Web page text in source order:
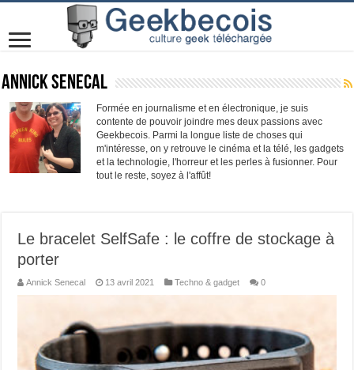
Annick Senecal
Formée en journalisme et en électronique, je suis
contente de pouvoir joindre mes deux passions avec
Geekbecois. Parmi la longue liste de choses qui
m'intéresse, on y retrouve le cinéma et la télé, les gadgets
et la technologie, l'horreur et les perles à fusionner. Pour
tout le reste, soyez à l'affût!
Le bracelet SelfSafe : le coffre de stockage à
porter
Annick Senecal 13 avril 2021 Techno & gadget 0